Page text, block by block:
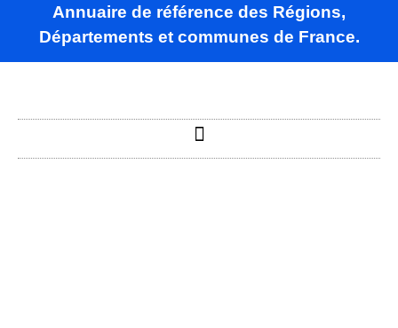
Annuaire de référence des Régions,
Départements et communes de France.